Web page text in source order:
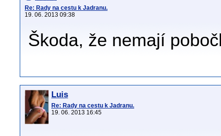
Re: Rady na cestu k Jadranu.
19. 06. 2013 09:38
Škoda, že nemají
Luis
Re: Rady na cestu k Jadranu.
19. 06. 2013 16:45